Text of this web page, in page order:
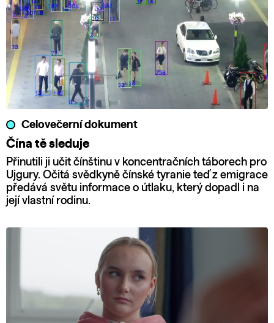
Celovečerní dokument
Čína tě sleduje
Přinutili ji učit čínštinu v koncentračních táborech pro
Ujgury. Očitá svědkyně čínské tyranie teď z emigrace
předává světu informace o útlaku, který dopadl i na
její vlastní rodinu.